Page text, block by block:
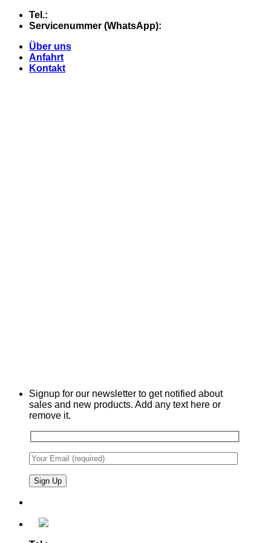
Skip
Tel.:
Servicenummer (WhatsApp):
Über uns
Anfahrt
Kontakt
Signup for our newsletter to get notified about
sales and new products. Add any text here or
remove it.